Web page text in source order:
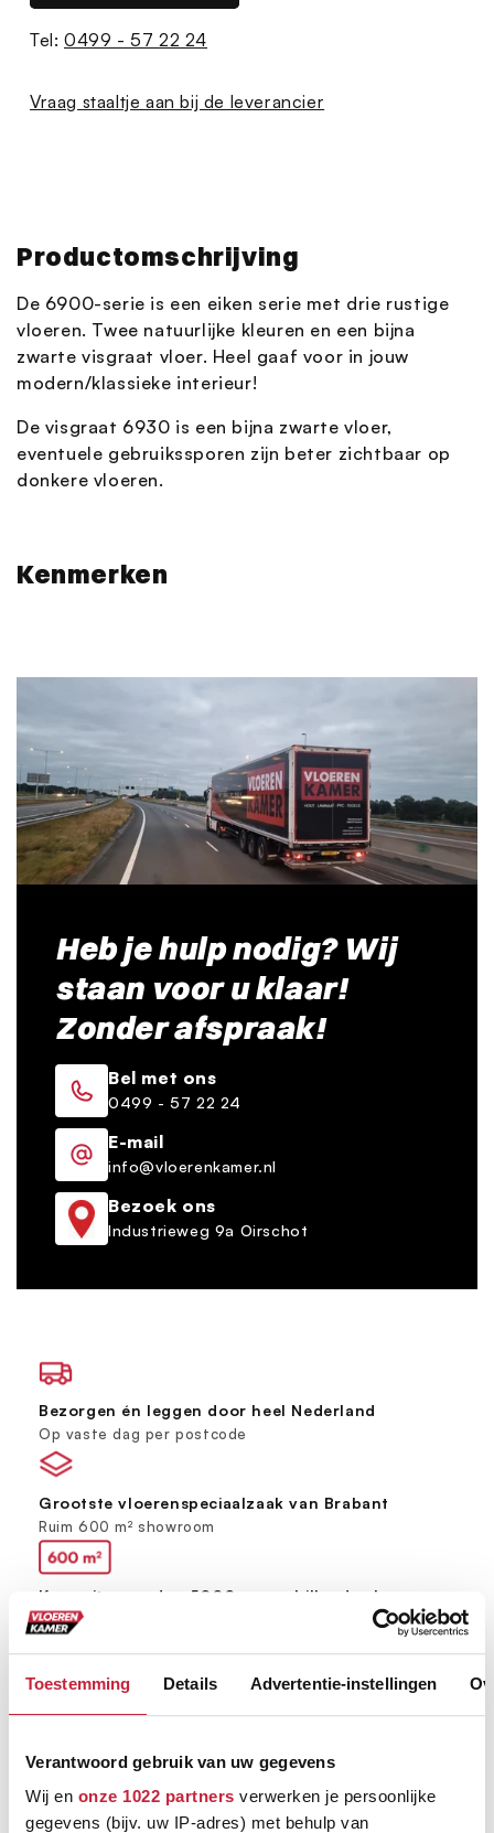
Toestemming Details Advertentie-instellingen
Verantwoord gebruik van uw gegevens
Wij en onze 1022 partners verwerken je persoonlijke
gegevens (bijv. uw IP-adres) met behulp van
Tel:0499 - 57 22 24
Vraag staaltje aan bij de leverancier
Productomschrijving
De 6900-serie is een eiken serie met drie rustige
vloeren. Twee natuurlijke kleuren en een bijna
zwarte visgraat vloer. Heel gaaf voor in jouw
modern/klassieke interieur!
De visgraat 6930 is een bijna zwarte vloer,
eventuele gebruikssporen zijn beter zichtbaar op
donkere vloeren.
Kenmerken
Heb je hulp nodig? Wij
staan voor u klaar!
Zonder afspraak!
Bel met ons
0499 - 57 22 24
E-mail
info@vloerenkamer.nl
Bezoek ons
Industrieweg 9a Oirschot
Bezorgen én leggen door heel Nederland
Op vaste dag per postcode
Grootste vloerenspeciaalzaak van Brabant
Ruim 600 m² showroom
Keus uit meer dan 5000+ verschillende vloeren
Ruim assortiment, elke stijl